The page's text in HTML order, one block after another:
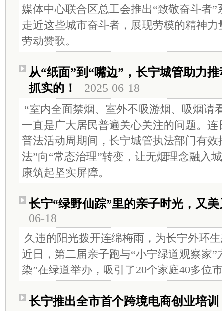
媒体中心联合区总工会推出“致敬奋斗者
走近这些城市奋斗者，展现劳模的精神
劳动赞歌。
从“纸面”到“嘴边”，长宁城管助力
抓实的！
2025-06-18
“室内全面禁烟、室外不吸游烟、吸烟请
一直是广大居民普遍关心关注的问题。
普法活动周期间，长宁城管执法部门有
法”向“常态治理”转变，让无烟理念融入
康筑起坚实屏障。
长宁“绿野仙踪”里的亲子时光，又
06-18
久违的阳光拨开连绵梅雨，为长宁外环
近日，第二届亲子跑与“小宁绿道观察
染”在绿道举办，吸引了20个家庭40多位
长宁推出全市首个跨境电商创业培训